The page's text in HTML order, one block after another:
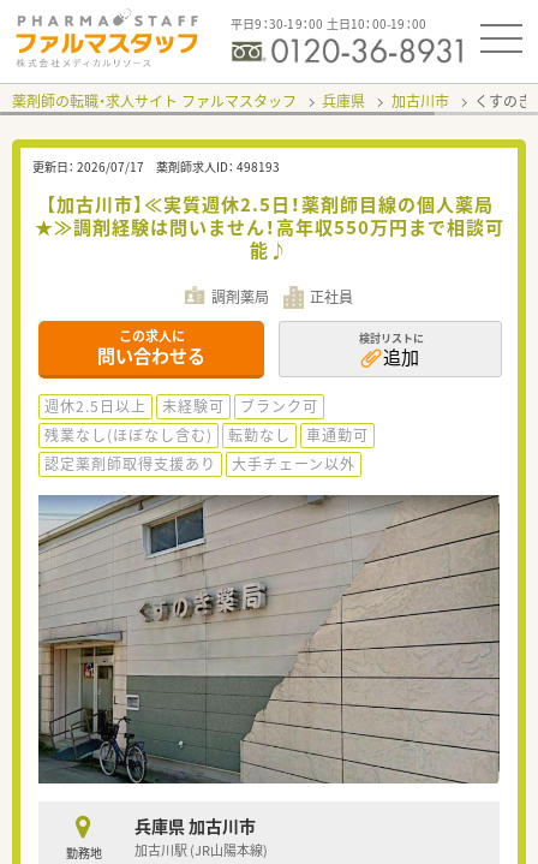
平日9：30-19：00 土日10：00-19：00
薬剤師の転職・求人サイト ファルマスタッフ 兵庫県 加古川市 くすの
更新日： 2026/07/17 薬剤師求人ID： 498193
【加古川市】≪実質週休2.5日！薬剤師目線の個人薬局
★≫調剤経験は問いません！高年収550万円まで相談可
能♪
調剤薬局 正社員
この求人に
問い合わせる
検討リストに
追加
週休2.5日以上 未経験可
ブランク可
残業なし(ほぼなし含む)
転勤なし
車通勤可
認定薬剤師取得支援あり
大手チェーン以外
勤務地
兵庫県 加古川市
加古川駅 (JR山陽本線)